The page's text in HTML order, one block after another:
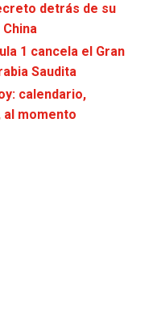
detrás de su
1 cancela el Gran
Saudita
calendario,
momento